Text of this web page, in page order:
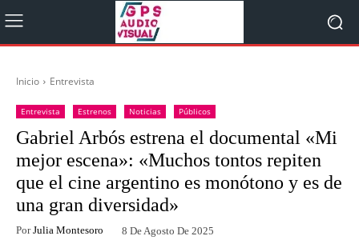
Inicio Entrevista
Entrevista Estrenos Noticias Públicos
Gabriel Arbós estrena el documental «Mi
mejor escena»: «Muchos tontos repiten
que el cine argentino es monótono y es de
una gran diversidad»
Por Julia Montesoro 8 De Agosto De 2025